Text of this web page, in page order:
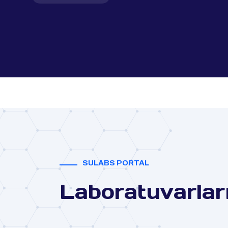
SULABS PORTAL